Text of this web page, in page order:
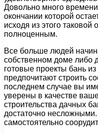
Довольно много времени
окончании которой
исходя из этого таковой
полноценным.
Все больше людей
собственном доме либо
готовые проекты бань
предпочитают строить
последнем случае вы
уверены в качестве
строительства дачных
достаточно
самостоятельно